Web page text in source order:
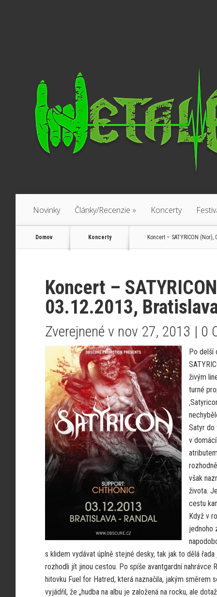
Novinky Články/Recenzie » Koncerty
Domov Koncerty Koncert – SATYRICON
Koncert –
03.12.2013,
Zverejnené v nov 27, 2013 | 0
Po delší
živým
turné
Satyr do
v
však
života.
cestu
Když v
jednoho
s klidem vydávat úplně stejné desky, tak jak to dělá
rozhodli jít jinou cestou. Po spíše avantgardní nahrávce
hitovku Fuel for Hatred, která naznačila, jakým směrem
vyjádřil, že „hudba na albu je založená na rocku, ale